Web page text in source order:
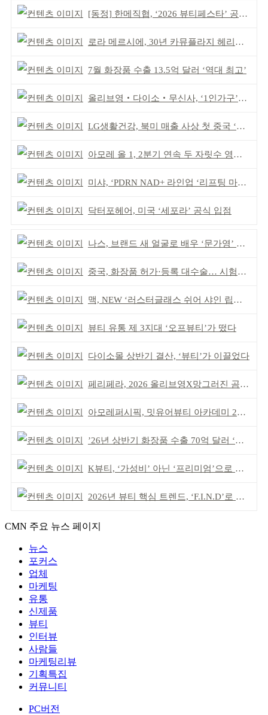
[동정] 한메직협, ‘2026 뷰티페스타’ 공동 주최
로라 메르시에, 30년 카뮤플라지 헤리티지 담아
7월 화장품 수출 13.5억 달러 ‘역대 최고’
올리브영‧다이소‧무신사, ‘1인가구’가 이끈다
LG생활건강, 북미 매출 사상 첫 중국 ‘추월’
아모레 올 1, 2분기 연속 두 자릿수 영업이익률 기록
미샤, ‘PDRN NAD+ 라인업 ‘리프팅 마스크’ 출시
닥터포헤어, 미국 ‘세포라’ 공식 입점
나스, 브랜드 새 얼굴로 배우 ‘문가영’ 발탁
중국, 화장품 허가·등록 대수술… 시험자료 공용 허용
맥, NEW ‘러스터글래스 쉬어 샤인 립스틱’ 출시
뷰티 유통 제 3지대 ‘오프뷰티’가 떴다
다이소몰 상반기 결산, ‘뷰티’가 이끌었다
페리페라, 2026 올리브영X망그러진 곰 콜라보
아모레퍼시픽, 밋유어뷰티 아카데미 2기 발대식
’26년 상반기 화장품 수출 70억 달러 ‘역대 최고’
K뷰티, ‘가성비’ 아닌 ‘프리미엄’으로 승부걸어야
2026년 뷰티 핵심 트렌드, ‘F.I.N.D’로 읽는다
CMN 주요 뉴스 페이지
뉴스
포커스
업체
마케팅
유통
신제품
뷰티
인터뷰
사람들
마케팅리뷰
기획특집
커뮤니티
PC버전